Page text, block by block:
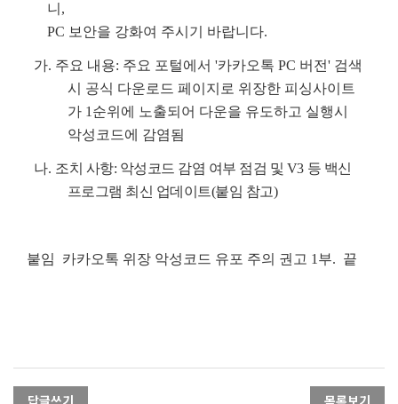
니,
PC 보안을 강화여 주시기 바랍니다.
가. 주요 내용: 주요 포털에서 '카카오톡 PC 버전' 검색
시 공식 다운로드 페이지로 위장한 피싱사이트
가 1순위에 노출되어 다운을 유도하고 실행시
악성코드에 감염됨
나. 조치 사항: 악성코드 감염 여부 점검 및 V3 등 백신
프로그램 최신 업데이트(붙임 참고)
붙임 카카오톡 위장 악성코드 유포 주의 권고 1부. 끝